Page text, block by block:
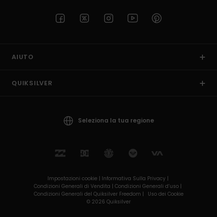
AIUTO
QUIKSILVER
Seleziona la tua regione
Impostazioni cookie | Informativa Sulla Privacy |
Condizioni Generali di Vendita | Condizioni Generali d’uso |
Condizioni Generali del Quiksilver Freedom |
Uso dei Cookie
© 2026 Quiksilver